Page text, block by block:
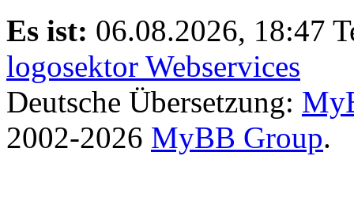
Es ist: 06.08.2026, 18:47
logosektor Webservices
Deutsche Übersetzung:
2002-2026 MyBB Group.